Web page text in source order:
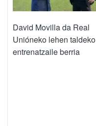
David Movilla da Real
Unióneko lehen taldeko
entrenatzaile berria